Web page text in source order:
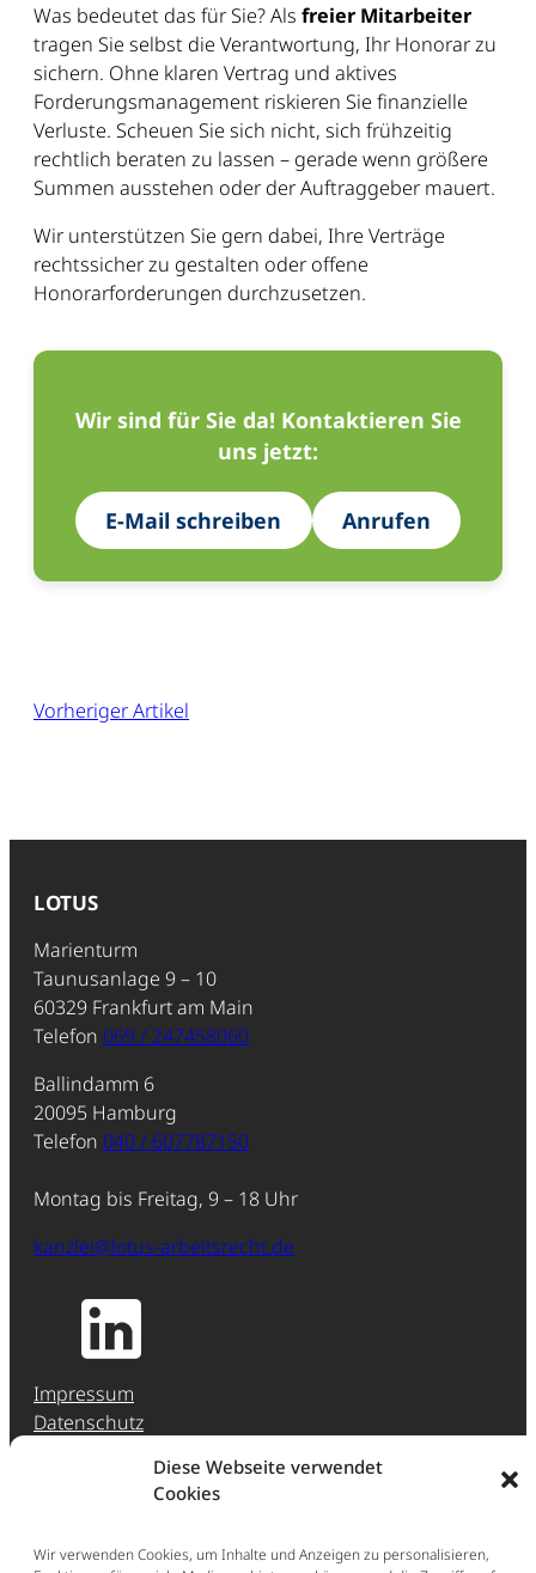
Diese Webseite verwendet
Cookies
Wir verwenden Cookies, um Inhalte und Anzeigen zu personalisieren,
Was bedeutet das für Sie? Als freier Mitarbeiter
tragen Sie selbst die Verantwortung, Ihr Honorar zu
sichern. Ohne klaren Vertrag und aktives
Forderungsmanagement riskieren Sie finanzielle
Verluste. Scheuen Sie sich nicht, sich frühzeitig
rechtlich beraten zu lassen – gerade wenn größere
Summen ausstehen oder der Auftraggeber mauert.
Wir unterstützen Sie gern dabei, Ihre Verträge
rechtssicher zu gestalten oder offene
Honorarforderungen durchzusetzen.
Wir sind für Sie da! Kontaktieren Sie
uns jetzt:
E-Mail schreiben Anrufen
Vorheriger Artikel
LOTUS
Marienturm
Taunusanlage 9 – 10
60329 Frankfurt am Main
Telefon 069 / 247458060
Ballindamm 6
20095 Hamburg
Telefon 040 / 607787150
Montag bis Freitag, 9 – 18 Uhr
kanzlei@lotus-arbeitsrecht.de
Impressum
Datenschutz
Hinweisgeber-Meldestelle (HinSchG)